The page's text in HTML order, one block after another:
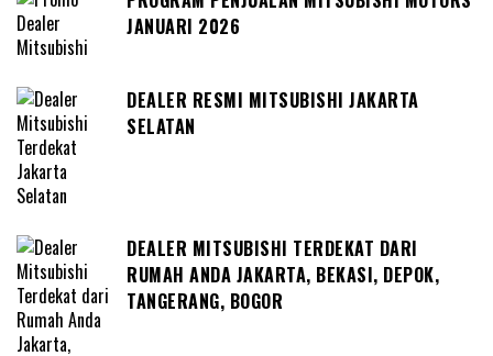
JANUARI 2026
DEALER RESMI MITSUBISHI JAKARTA
SELATAN
DEALER MITSUBISHI TERDEKAT DARI
RUMAH ANDA JAKARTA, BEKASI, DEPOK,
TANGERANG, BOGOR